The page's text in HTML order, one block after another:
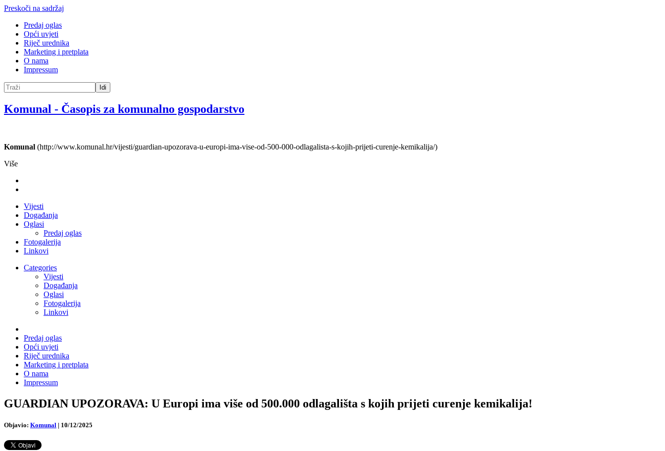
Preskoči na sadržaj
Predaj oglas
Opći uvjeti
Riječ urednika
Marketing i pretplata
O nama
Impressum
Idi
Komunal - Časopis za komunalno gospodarstvo
Komunal (http://www.komunal.hr/vijesti/guardian-upozorava-u-europi-ima-vise-od-500-000-odlagalista-s-kojih-prijeti-curenje-kemikalija/)
Više
Vijesti
Događanja
Oglasi
Predaj oglas
Fotogalerija
Linkovi
Categories
Vijesti
Događanja
Oglasi
Fotogalerija
Linkovi
Predaj oglas
Opći uvjeti
Riječ urednika
Marketing i pretplata
O nama
Impressum
GUARDIAN UPOZORAVA: U Europi ima više od 500.000 odlagališta s kojih prijeti curenje kemikalija!
Objavio: Komunal | 10/12/2025